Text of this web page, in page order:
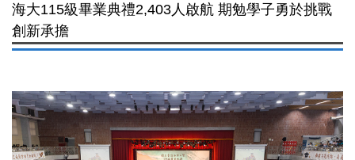
海大115級畢業典禮2,403人啟航 期勉學子勇於挑戰
創新承擔